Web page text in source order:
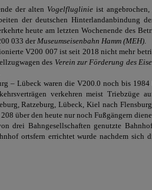
der alten Vogelfluglinie ist
der deutschen Hinterlandanbindung
heute am letzten Wochenende des
033 derMuseumseisenbahn Hamm (MEH).
V200 007 ist seit 2018 nicht mehr
des Verein zur Förderung des
– Lübeck waren die V200.0 noch bis
verkehren meist Triebzüge
Ratzeburg, Lübeck, Kiel nach
über den heute nur noch Fußgängern
drei Bahngesellschaften genutzte
ortsfern errichtet wurde nachdem